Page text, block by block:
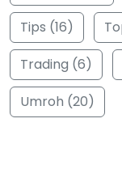
Tips (16)
Trading (6)
Umroh (20)